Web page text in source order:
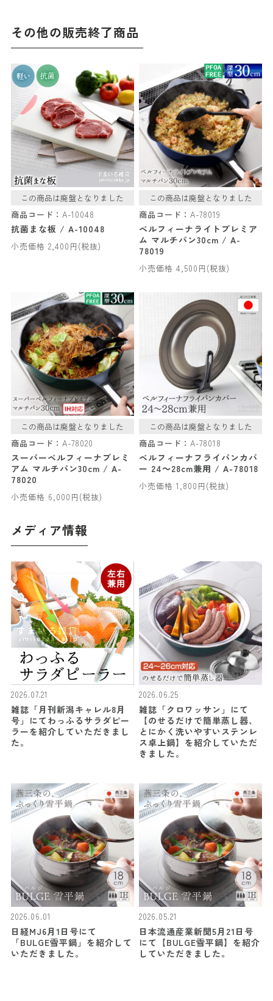
その他の販売終了商品
この商品は廃盤となりました
商品コード： A-10048
抗菌まな板 / A-10048
小売価格 2,400円(税抜)
この商品は廃盤となりました
商品コード：A-78019
ベルフィーナライトプレミア
ム マルチパン30cm / A-
78019
小売価格 4,500円(税抜)
この商品は廃盤となりました
商品コード： A-78020
スーパーベルフィーナプレミ
アム マルチパン30cm / A-
78020
小売価格 6,000円(税抜)
この商品は廃盤となりました
商品コード：A-78018
ベルフィーナフライパンカバ
ー 24～28cm兼用 / A-78018
小売価格 1,800円(税抜)
メディア情報
2026.07.21
雑誌「月刊新潟キャレル8月
号」にてわっふるサラダピー
ラーを紹介していただきまし
た。
2026.06.25
雑誌「クロワッサン」にて
【のせるだけで簡単蒸し器、
とにかく洗いやすいステンレ
ス卓上鍋】を紹介していただ
きました。
2026.06.01
日経MJ6月1日号にて
「BULGE雪平鍋」を紹介して
いただきました。
2026.05.21
日本流通産業新聞5月21日号
にて【BULGE雪平鍋】を紹介
していただきました。